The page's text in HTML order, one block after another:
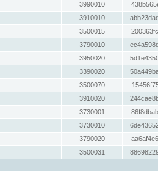
3990010
3910010
3500015
3790010
3950020
3390020
3500070
3910020
3730001
3730010
3790020
3500031